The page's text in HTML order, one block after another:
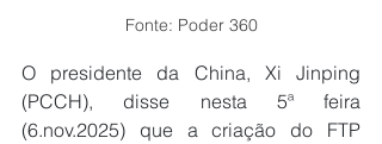
Fonte: Poder 360
O presidente da China, Xi Jinping
(PCCH), disse nesta 5ª feira
(6.nov.2025) que a criação do FTP